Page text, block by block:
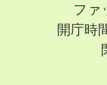
ファ
開庁時